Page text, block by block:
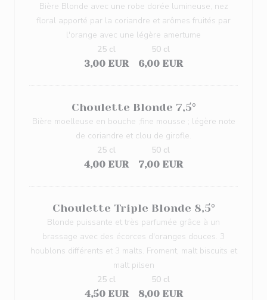
Bière Blonde avec une robe dorée lumineuse, nez
floral apporté par la coriandre et arômes fruités par
l'orange avec une légère amertume
3,00 EUR
25 cl
6,00 EUR
50 cl
Choulette Blonde 7,5°
Bière moelleuse en bouche ;fine mousse ; légère note
de coriandre et clou de girofle.
4,00 EUR
25 cl
7,00 EUR
50 cl
Choulette Triple Blonde 8,5°
Blonde puissante et très parfumée grâce à un
brassage avec des écorces d'oranges douces. 3
houblons différents et 3 malts. Froment, malt biscuits et
malt pilsen
4,50 EUR
25 cl
8,00 EUR
50 cl